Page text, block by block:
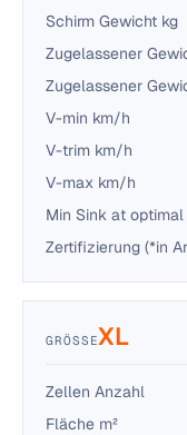
Schirm Gewicht kg
Zugelassener
Zugelassener
V-min km/h
V-trim km/h
V-max km/h
Min Sink at
Zertifizierung (*in
GRÖSSE XL
Zellen Anzahl
Fläche m²